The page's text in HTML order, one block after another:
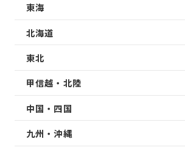
東海
北海道
東北
甲信越・北陸
中国・四国
九州・沖縄